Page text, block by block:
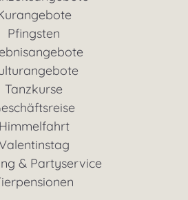
Pfingsten
Tanzkurse
Himmelfahrt
& Partyservice